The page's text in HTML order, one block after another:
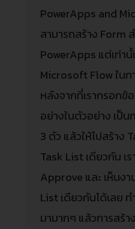
PowerApps and
สามารถสร้าง Form
PowerApps แต่เท่า
Microsoft Flow ในก
หลังจากที่เรากรอกข้
อย่างในตัวอย่าง เป็น
3 ตัว แล้วให้ไปสร้าง
Task List เดียวกัน เ
Approve และ เห็นง
List เดียวกันได้เลย
มามากๆ แล้วการสร้